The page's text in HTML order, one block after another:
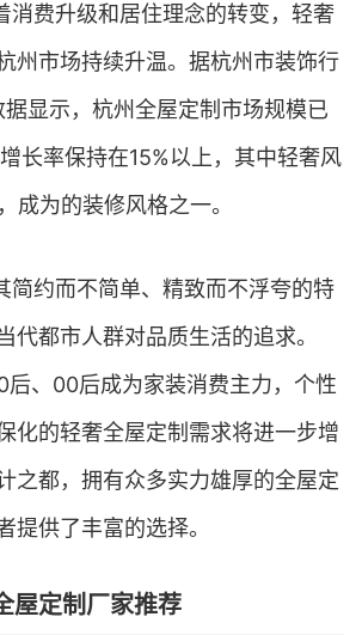
消费升级和居住理念的转变，轻奢
州市场持续升温。据杭州市装饰行
显示，杭州全屋定制市场规模已
长率保持在15%以上，其中轻奢风
成为的装修风格之一。
简约而不简单、精致而不浮夸的特
代都市人群对品质生活的追求。
、00后成为家装消费主力，个性
化的轻奢全屋定制需求将进一步增
之都，拥有众多实力雄厚的全屋定
提供了丰富的选择。
屋定制厂家推荐